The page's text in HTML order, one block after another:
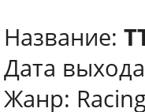
Название:
Дата
Жанр: